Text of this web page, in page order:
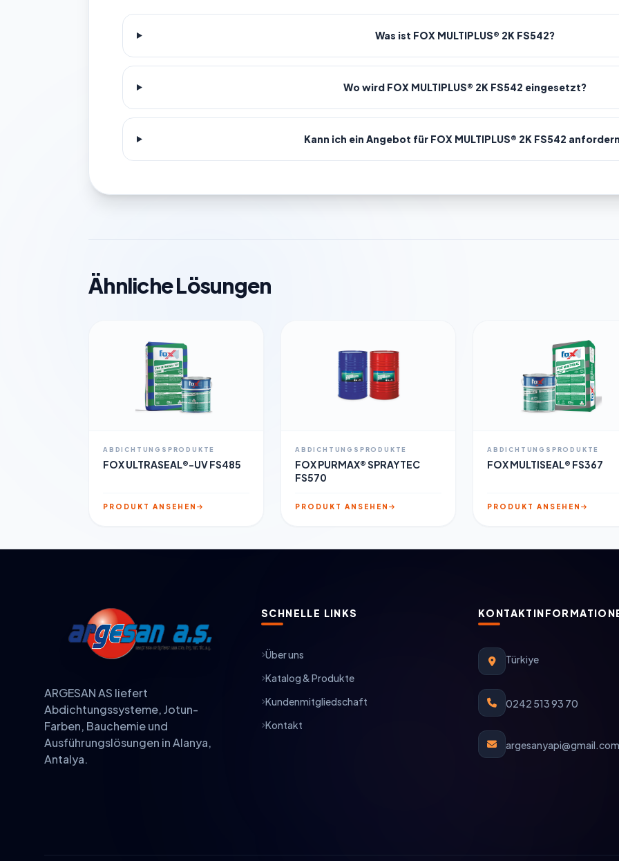
Was ist FOX MULTIPLUS® 2K FS542?
Wo wird FOX MULTIPLUS® 2K FS542 eingesetzt?
Kann ich ein Angebot für FOX MULTIPLUS® 2K FS542
Ähnliche Lösungen
ABDICHTUNGSPRODUKTE
FOX ULTRASEAL®-UV FS485
PRODUKT ANSEHEN
ABDICHTUNGSPRODUKTE
FOX PURMAX® SPRAYTEC
FS570
PRODUKT ANSEHEN
ABDICHTUNGSPRODUKTE
FOX MULTISEAL® FS367
PRODUKT ANSEHEN
ARGESAN AS liefert
Abdichtungssysteme, Jotun-
Farben, Bauchemie und
Ausführungslösungen in Alanya,
Antalya.
SCHNELLE LINKS
Über uns
Katalog & Produkte
Kundenmitgliedschaft
Kontakt
Türkiye
0242 513 93 70
argesanyapi@gmail.com